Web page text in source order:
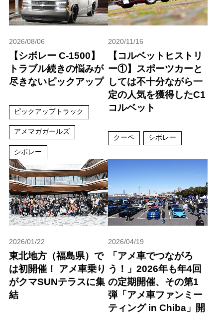
2026/08/06
【シボレー C-1500】
トラブル続きの悩みが
尽きないピックアップ
ピックアップトラック
アメマガガールズ
シボレー
2020/11/16
【コルベットヒストリ
ー①】スポーツカーと
しては不十分ながら一
定の人気を獲得したC1
コルベット
クーペ シボレー
2026/01/22
東北地方（福島県）で
は初開催！ アメ車乗り
がクマSUNテラスに集
結
2026/04/19
「アメ車でつながろ
う！」2026年も年4回
の定期開催、その第1
弾「アメ車ファンミー
ティング in Chiba」開